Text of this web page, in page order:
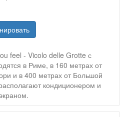
feel - Vicolo delle Grotte с
в Риме, в 160 метрах от
и в 400 метрах от Большой
кондиционером и